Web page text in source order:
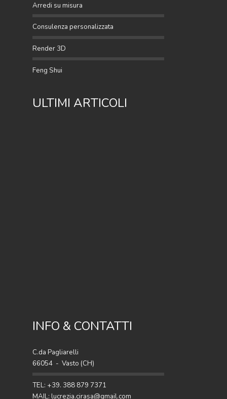
Arredi su misura
Consulenza personalizzata
Render 3D
Feng Shui
ULTIMI ARTICOLI
INFO & CONTATTI
C.da Pagliarelli
66054 - Vasto (CH)
TEL: +39. 388 879 7371
MAIL: lucrezia.cirasa@gmail.com